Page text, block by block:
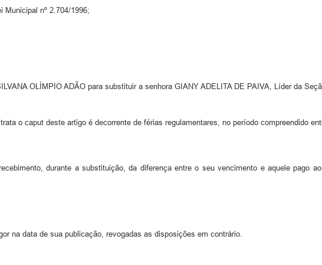
Municipal nº 2.704/1996;
OLÍMPIO ADÃO para substituir a senhora GIANY ADELITA DE PAIVA, Líder da
o caput deste artigo é decorrente de férias regulamentares, no período compreendido
durante a substituição, da diferença entre o seu vencimento e aquele pago
na data de sua publicação, revogadas as disposições em contrário.